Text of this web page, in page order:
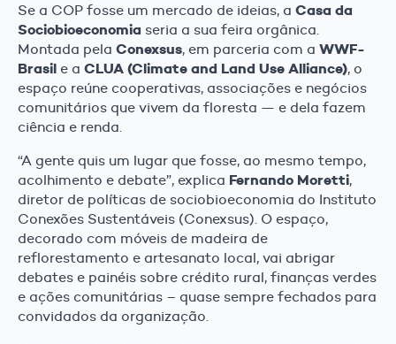
Se a COP fosse um mercado de ideias, a Casa da
Sociobioeconomia seria a sua feira orgânica.
Montada pela Conexsus, em parceria com a WWF-
Brasil e a CLUA (Climate and Land Use Alliance), o
espaço reúne cooperativas, associações e negócios
comunitários que vivem da floresta — e dela fazem
ciência e renda.
“A gente quis um lugar que fosse, ao mesmo tempo,
acolhimento e debate”, explica Fernando Moretti,
diretor de políticas de sociobioeconomia do Instituto
Conexões Sustentáveis (Conexsus). O espaço,
decorado com móveis de madeira de
reflorestamento e artesanato local, vai abrigar
debates e painéis sobre crédito rural, finanças verdes
e ações comunitárias – quase sempre fechados para
convidados da organização.